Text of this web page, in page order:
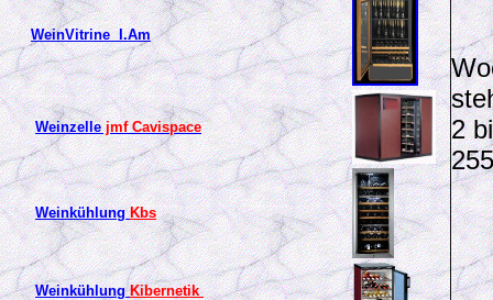
WeinVitrineI.Am
Weinzellejmf Cavispace
WeinkühlungKbs
WeinkühlungKibernetik
2